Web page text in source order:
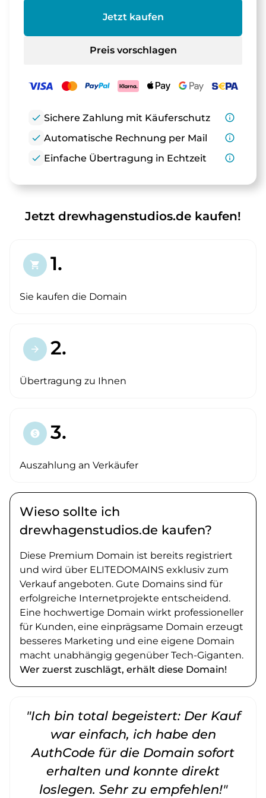
Jetzt kaufen
Preis vorschlagen
check Sichere Zahlung mit Käuferschutz
info_outline
check Automatische Rechnung per Mail
info_outline
check Einfache Übertragung in Echtzeit info_outline
Jetzt drewhagenstudios.de kaufen!
shopping_cart 1.
Sie kaufen die Domain
arrow_forward 2.
Übertragung zu Ihnen
paid 3.
Auszahlung an Verkäufer
Wieso sollte ich
drewhagenstudios.de kaufen?
Diese Premium Domain ist bereits registriert
und wird über ELITEDOMAINS exklusiv zum
Verkauf angeboten. Gute Domains sind für
erfolgreiche Internetprojekte entscheidend.
Eine hochwertige Domain wirkt professioneller
für Kunden, eine einprägsame Domain erzeugt
besseres Marketing und eine eigene Domain
macht unabhängig gegenüber Tech-Giganten.
Wer zuerst zuschlägt, erhält diese Domain!
"Ich bin total begeistert: Der Kauf
war einfach, ich habe den
AuthCode für die Domain sofort
erhalten und konnte direkt
loslegen. Sehr zu empfehlen!"